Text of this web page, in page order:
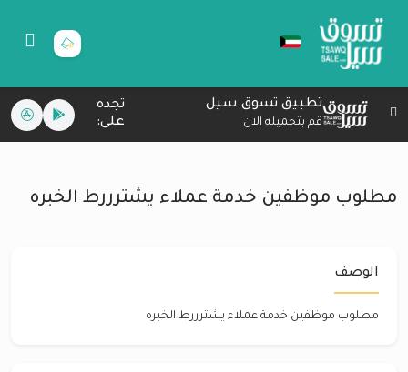
تطبيق تسوق سيل
قم بتحميله الان
تجده
على:
مطلوب موظفين خدمة عملاء يشترررط الخبره
الوصف
مطلوب موظفين خدمة عملاء يشترررط الخبره